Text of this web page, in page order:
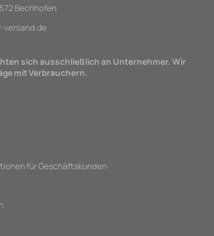
Bechhofen
versand.de
sich ausschließlich an Unternehmer. Wir
mit Verbrauchern.
für Geschäftskunden